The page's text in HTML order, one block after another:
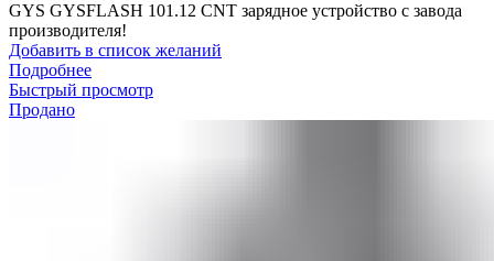
GYS GYSFLASH 101.12 CNT зарядное устройство с завода
производителя!
Добавить в список желаний
Подробнее
Быстрый просмотр
Продано